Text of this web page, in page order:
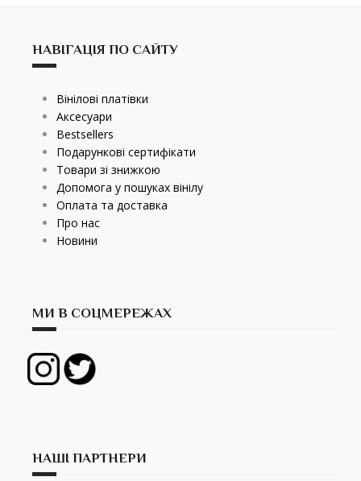
НАВІГАЦІЯ ПО САЙТУ
Вінілові платівки
Аксесуари
Bestsellers
Подарункові сертифікати
Товари зі знижкою
Допомога у пошуках вінілу
Оплата та доставка
Про нас
Новини
МИ В СОЦМЕРЕЖАХ
НАШІ ПАРТНЕРИ